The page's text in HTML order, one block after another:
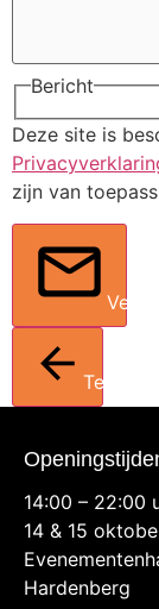
Bericht
Deze site is
zijn van
Terug
14:00 – 22:00
14 & 15
Hardenberg